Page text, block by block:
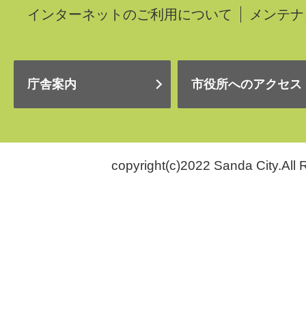
インターネットのご利用について
メンテ
庁舎案内 市役所へのアクセス
copyright(c)2022 Sanda City.All